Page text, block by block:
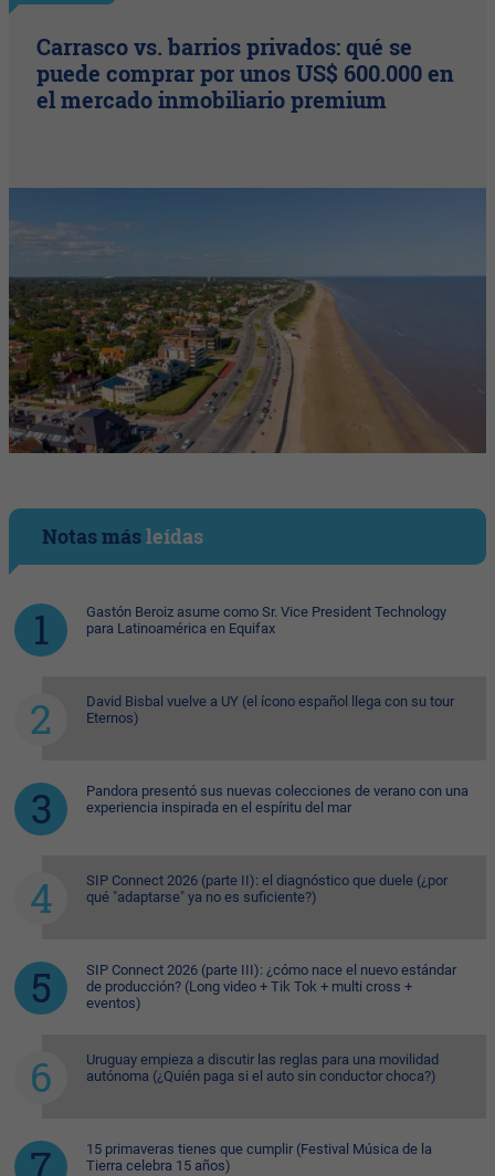
Carrasco vs. barrios privados: qué se
puede comprar por unos US$ 600.000 en
el mercado inmobiliario premium
Notas másleídas
Gastón Beroiz asume como Sr. Vice President Technology
para Latinoamérica en Equifax
David Bisbal vuelve a UY (el ícono español llega con su tour
Eternos)
Pandora presentó sus nuevas colecciones de verano con una
experiencia inspirada en el espíritu del mar
SIP Connect 2026 (parte II): el diagnóstico que duele (¿por
qué "adaptarse" ya no es suficiente?)
SIP Connect 2026 (parte III): ¿cómo nace el nuevo estándar
de producción? (Long video + Tik Tok + multi cross +
eventos)
Uruguay empieza a discutir las reglas para una movilidad
autónoma (¿Quién paga si el auto sin conductor choca?)
15 primaveras tienes que cumplir (Festival Música de la
Tierra celebra 15 años)